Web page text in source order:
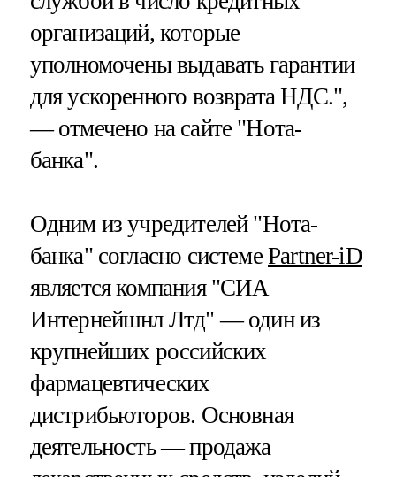
организаций, которые
уполномочены выдавать гарантии
для ускоренного возврата НДС.",
— отмечено на сайте "Нота-
банка".
Одним из учредителей "Нота-
банка" согласно системеPartner-iD
является компания "СИА
Интернейшнл Лтд" — один из
крупнейших российских
фармацевтических
дистрибьюторов. Основная
деятельность — продажа